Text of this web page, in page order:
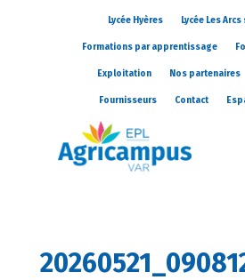
Lycée Hyères Lycée Les
Formations par apprentissage
Exploitation Nos partenaires
Fournisseurs Contact